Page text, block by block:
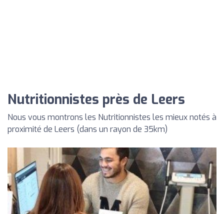
Nutritionnistes près de Leers
Nous vous montrons les Nutritionnistes les mieux notés à
proximité de Leers (dans un rayon de 35km)